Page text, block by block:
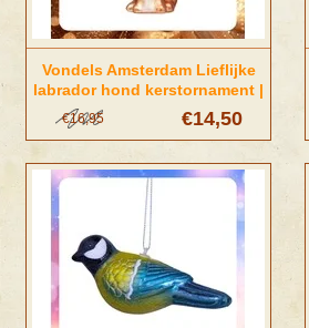
Vondels Amsterdam Lieflijke
labrador hond kerstornament |
Vondels Amsterdam
€14,50
€16,95